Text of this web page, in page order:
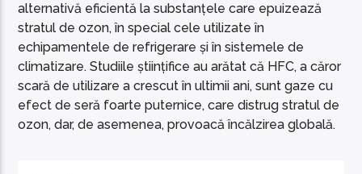
alternativă eficientă la substanțele care epuizează
stratul de ozon, în special cele utilizate în
echipamentele de refrigerare și în sistemele de
climatizare. Studiile științifice au arătat că HFC, a căror
scară de utilizare a crescut în ultimii ani, sunt gaze cu
efect de seră foarte puternice, care distrug stratul de
ozon, dar, de asemenea, provoacă încălzirea globală.